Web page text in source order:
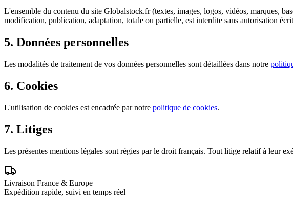
L'ensemble du contenu du site Globalstock.fr(textes, images, logos, vidéos, marques,
modification, publication, adaptation, totale ou partielle, est interdite sans autorisation
5. Données personnelles
Les modalités de traitement de vos données personnelles sont détaillées dans notre
6. Cookies
L'utilisation de cookies est encadrée par notre politique de cookies.
7. Litiges
Les présentes mentions légales sont régies par le droit français. Tout litige relatif à leur
Livraison France & Europe
Expédition rapide, suivi en temps réel